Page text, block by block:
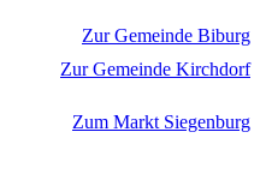
Zur Gemeinde Biburg
Zur Gemeinde Kirchdorf
Zum Markt Siegenburg